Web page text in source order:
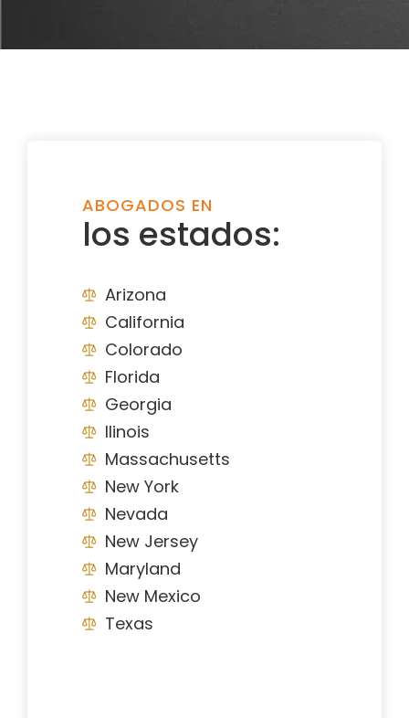
ABOGADOS EN
los estados:
Arizona
California
Colorado
Florida
Georgia
Ilinois
Massachusetts
New York
Nevada
New Jersey
Maryland
New Mexico
Texas